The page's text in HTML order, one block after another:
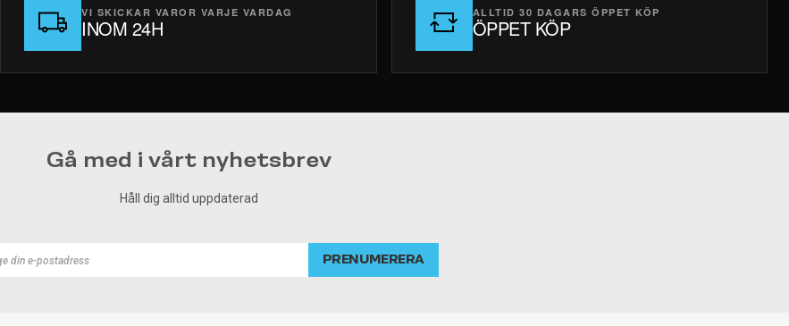
VI SKICKAR VAROR VARJE VARDAG
INOM 24H
ALLTID 30 DAGARS ÖPPET KÖP
ÖPPET KÖP
Gå med i vårt nyhetsbrev
Håll dig alltid uppdaterad
PRENUMERERA